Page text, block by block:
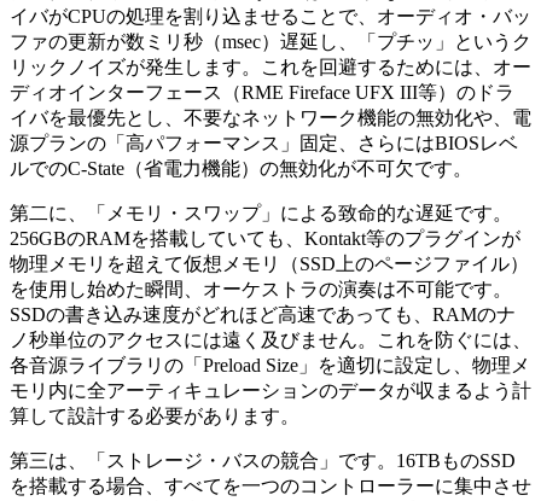
イバがCPUの処理を割り込ませることで、オーディオ・バッ
ファの更新が数ミリ秒（msec）遅延し、「プチッ」というク
リックノイズが発生します。これを回避するためには、オー
ディオインターフェース（RME Fireface UFX III等）のドラ
イバを最優先とし、不要なネットワーク機能の無効化や、電
源プランの「高パフォーマンス」固定、さらにはBIOSレベ
ルでのC-State（省電力機能）の無効化が不可欠です。
第二に、「メモリ・スワップ」による致命的な遅延です。
256GBのRAMを搭載していても、Kontakt等のプラグインが
物理メモリを超えて仮想メモリ（SSD上のページファイル）
を使用し始めた瞬間、オーケストラの演奏は不可能です。
SSDの書き込み速度がどれほど高速であっても、RAMのナ
ノ秒単位のアクセスには遠く及びません。これを防ぐには、
各音源ライブラリの「Preload Size」を適切に設定し、物理メ
モリ内に全アーティキュレーションのデータが収まるよう計
算して設計する必要があります。
第三は、「ストレージ・バスの競合」です。16TBものSSD
を搭載する場合、すべてを一つのコントローラーに集中させ